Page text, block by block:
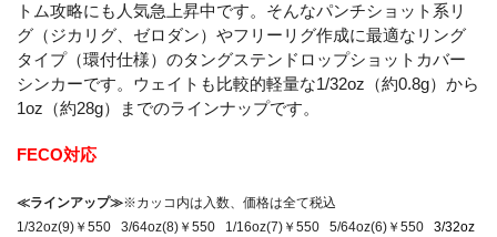
トム攻略にも人気急上昇中です。そんなパンチショット系リ
グ（ジカリグ、ゼロダン）やフリーリグ作成に最適なリング
タイプ（環付仕様）のタングステンドロップショットカバー
シンカーです。ウェイトも比較的軽量な1/32oz（約0.8g）から
1oz（約28g）までのラインナップです。
FECO対応
≪ラインアップ≫※カッコ内は入数、価格は全て税込
1/32oz(9)￥550 3/64oz(8)￥550 1/16oz(7)￥550 5/64oz(6)￥550
3/32oz